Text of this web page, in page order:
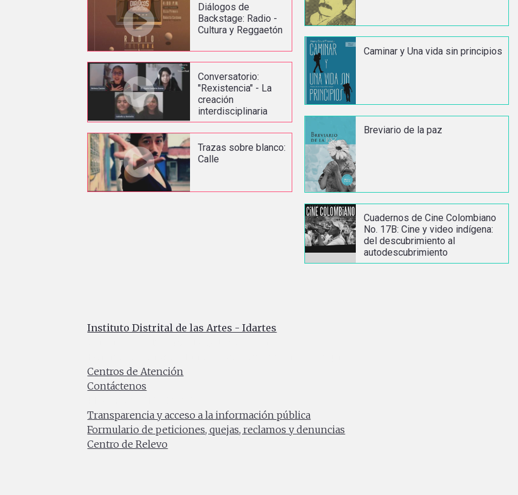
Diálogos de
Backstage: Radio -
Cultura y Reggaetón
Conversatorio:
"Rexistencia" - La
creación
interdisciplinaria
Trazas sobre blanco:
Calle
Caminar y Una vida sin principios
Breviario de la paz
Cuadernos de Cine Colombiano
No. 17B: Cine y video indígena:
del descubrimiento al
autodescubrimiento
Instituto Distrital de las Artes - Idartes
Centros de Atención
Contáctenos
Transparencia y acceso a la información pública
Formulario de peticiones, quejas, reclamos y denuncias
Centro de Relevo